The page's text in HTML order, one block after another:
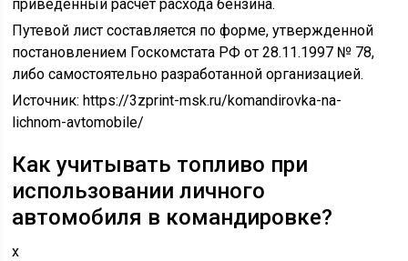
приведенный расчет расхода бензина.
Путевой лист составляется по форме, утвержденной
постановлением Госкомстата РФ от 28.11.1997 № 78,
либо самостоятельно разработанной организацией.
Источник:https://3zprint-msk.ru/komandirovka-na-
lichnom-avtomobile/
Как учитывать топливо при
использовании личного
автомобиля в командировке?
x